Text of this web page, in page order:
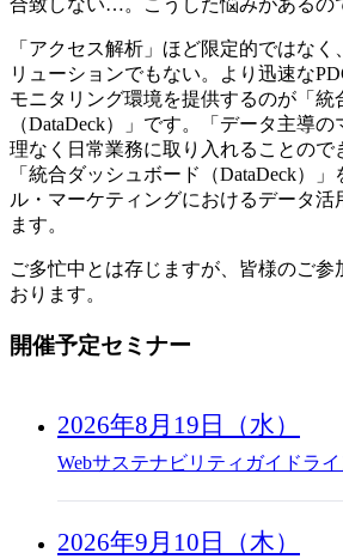
合致しない…。こうした悩みがあるの
「アクセス解析」ほど限定的ではな
リューションでもない。より迅速な
モニタリング環境を提供するのが「統
（DataDeck）」です。「データ主導
理なく日常業務に取り入れることので
「統合ダッシュボード（DataDeck）
ル・マーケティングにおけるデータ活
ます。
ご多忙中とは存じますが、皆様のご参
おります。
開催予定セミナー
2026年8月19日（水）
Webサステナビリティガイドラ
2026年9月10日（木）